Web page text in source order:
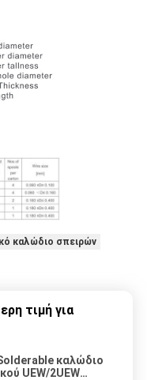
καλώδιο σπειρών
τιμή για
καλώδιο
UEW/2UEW